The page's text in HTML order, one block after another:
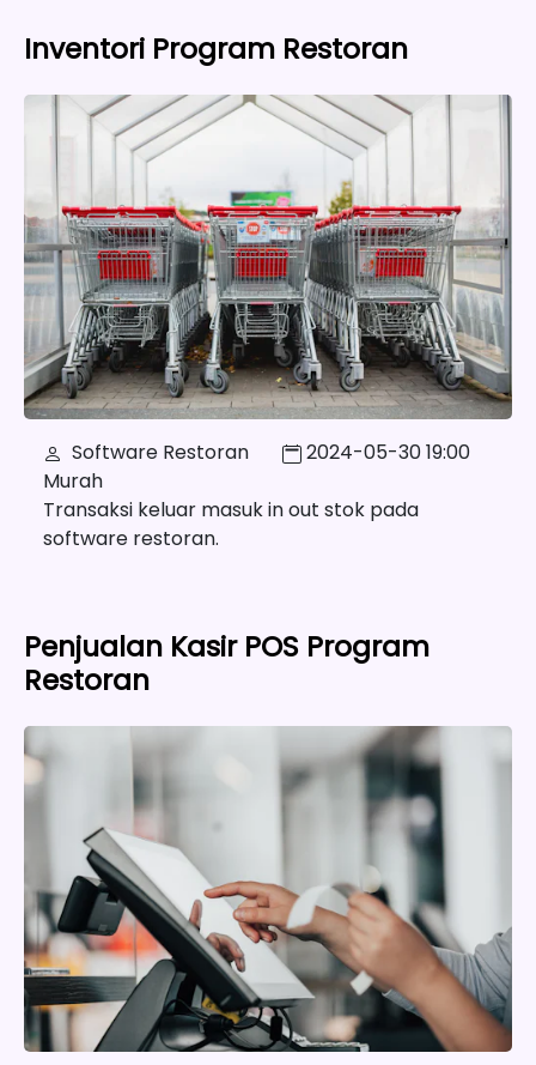
Inventori Program Restoran
Software Restoran
Murah
2024-05-30 19:00
Transaksi keluar masuk in out stok pada
software restoran.
Penjualan Kasir POS Program
Restoran